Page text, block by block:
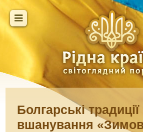
Болгарські традиції
вшанування